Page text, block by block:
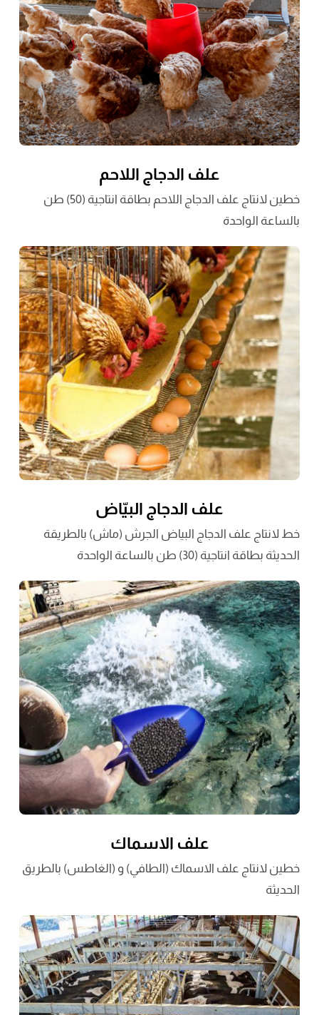
علف الدجاج اللاحم
خطين لانتاج علف الدجاج اللاحم بطاقة انتاجية (50) طن
بالساعة الواحدة
علف الدجاج البيّاض
خط لانتاج علف الدجاج البياض الجرش (ماش) بالطريقة
الحديثة بطاقة انتاجية (30) طن بالساعة الواحدة
علف الاسماك
خطين لانتاج علف الاسماك (الطافي) و (الغاطس) بالطريق
الحديثة